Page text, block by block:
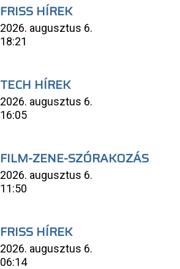
FRISS HÍREK
2026. augusztus 6.
18:21
TECH HÍREK
2026. augusztus 6.
16:05
FILM-ZENE-SZÓRAKOZÁS
2026. augusztus 6.
11:50
FRISS HÍREK
2026. augusztus 6.
06:14